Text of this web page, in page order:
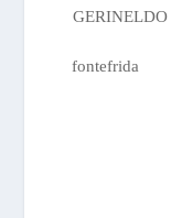
GERINELDO
fontefrida